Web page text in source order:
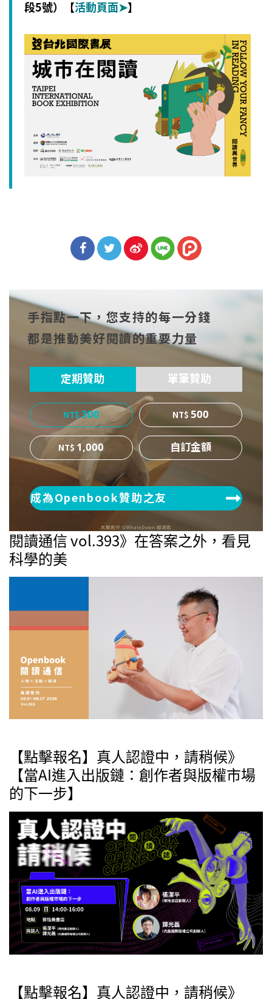
段5號）【活動頁面➤】
cebo
ok
witt
er
博
手指點一下，您支持的每一分錢
都是推動美好閱讀的重要力量
定期贊助 單筆贊助
300
500
1,000
成為Openbook贊助之友
閱讀通信 vol.393》在答案之外，看見
科學的美
【點擊報名】真人認證中，請稍候》
【當AI進入出版鏈：創作者與版權市場
的下一步】
【點擊報名】真人認證中，請稍候》